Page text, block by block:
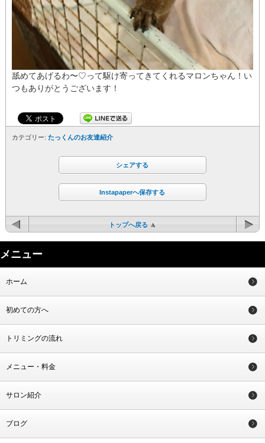
舐めてあげるわ〜♡って駆け寄ってきてくれるマロンちゃん！い
つもありがとうございます！
カテゴリー: たっくんのお友達紹介
シェアする
Instapaperへ保存する
トップへ戻る
メニュー
ホーム
初めての方へ
トリミングの流れ
メニュー・料金
サロン紹介
ブログ